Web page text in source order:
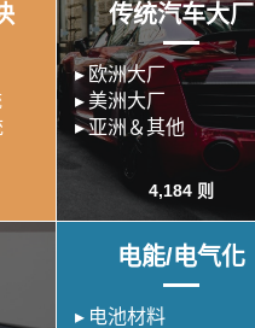
传统汽车大厂
欧洲大厂
美洲大厂
亚洲＆其他
4,184 则
电能/电气化
电池材料